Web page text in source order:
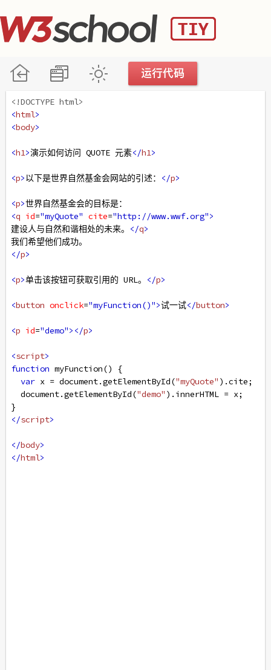
<!DOCTYPE html>
<html>
<body>
<h1>演示如何访问 QUOTE 元素</h1>
<p>以下是世界自然基金会网站的引述： </p>
<p>世界自然基金会的目标是：
<q id="myQuote" cite="http://www.wwf.org">
建设人与自然和谐相处的未来。
</q>
我们希望他们成功。
</p>
<p>单击该按钮可获取引用的 URL。 </p>
<button onclick="myFunction()">试一试</button>
<p id="demo"></p>
<script>
function myFunction() {
var x = document.getElementById("myQuote" ).cite;
document.getElementById("demo" ). innerHTML = x;
}
</script>
</body>
</html>